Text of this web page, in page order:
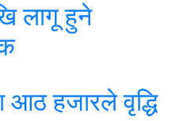
लागू हुने
आठ हजारले वृद्धि